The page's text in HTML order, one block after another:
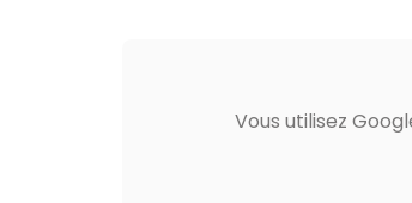
Vous utilisez